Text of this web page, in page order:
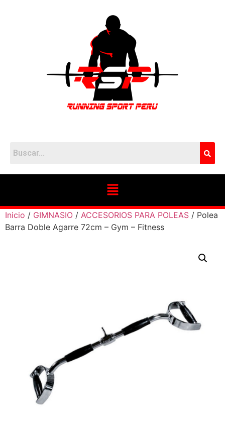
Inicio / GIMNASIO / ACCESORIOS PARA POLEAS / Polea
Barra Doble Agarre 72cm – Gym – Fitness